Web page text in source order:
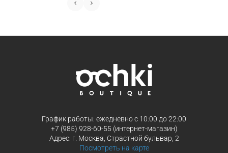
График работы: ежедневно с 10:00 до 22:00
+7 (985) 928-60-55 (интернет-магазин)
Адрес: г. Москва, Страстной бульвар, 2
Посмотреть на карте